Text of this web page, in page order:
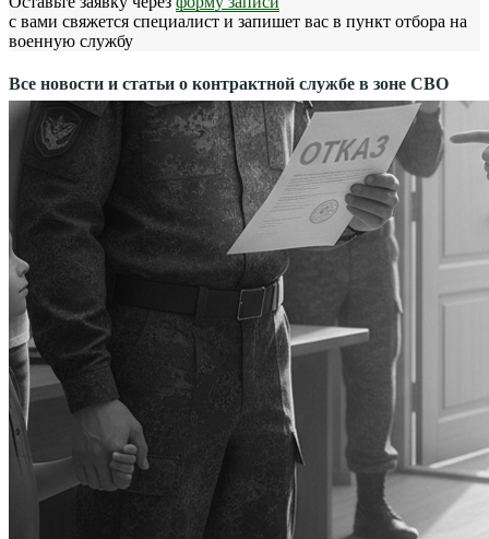
с вами свяжется специалист и запишет вас в пункт отбора на
военную службу
Все новости и статьи о контрактной службе в зоне СВО